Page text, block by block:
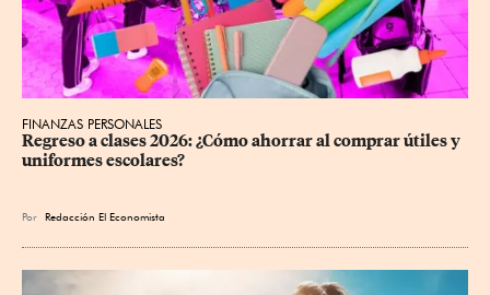
FINANZAS PERSONALES
Regreso a clases 2026: ¿Cómo ahorrar al comprar útiles y
uniformes escolares?
Por Redacción El Economista